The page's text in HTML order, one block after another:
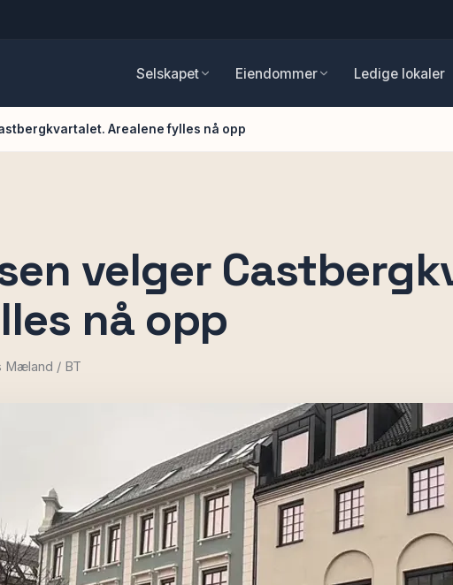
Selskapet Eiendommer Ledige lokaler
Arealene fylles nå opp
velger
nå opp
Mæland / BT